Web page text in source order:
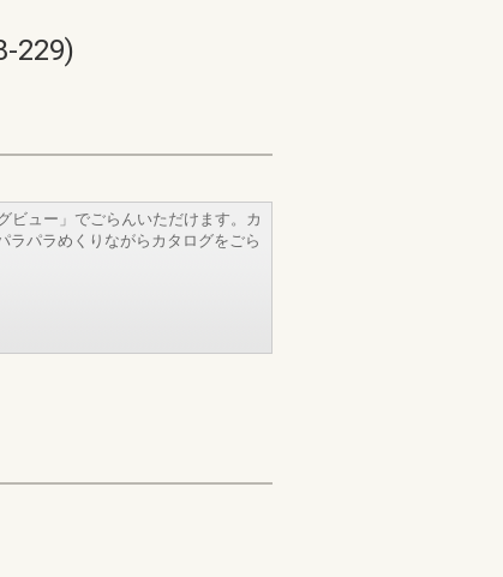
229)
ビュー」でごらんいただけます。カ
ラパラめくりながらカタログをごら